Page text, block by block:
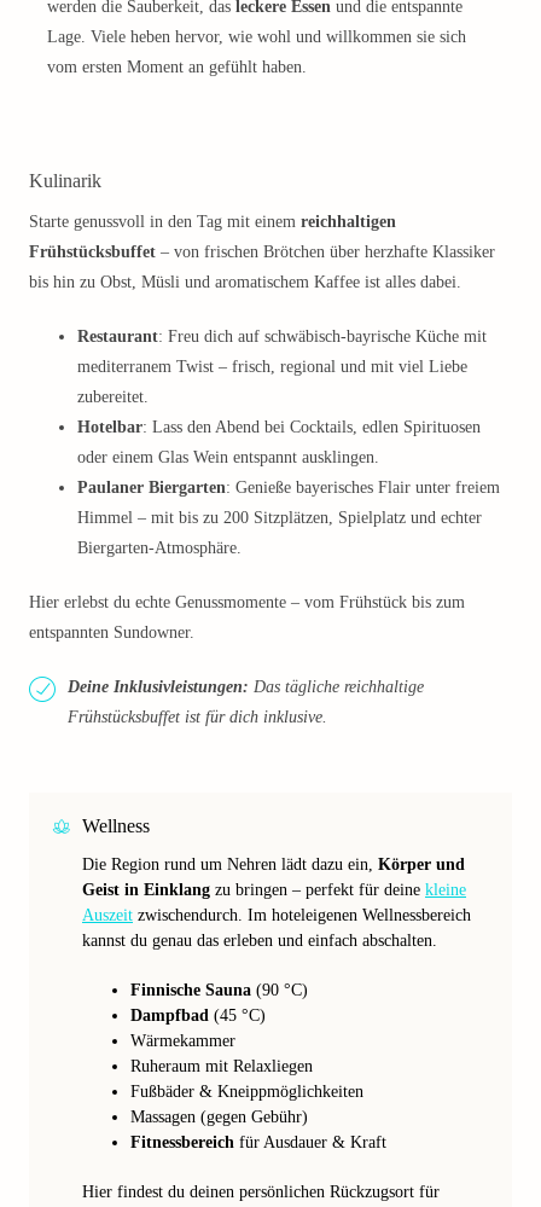
werden die Sauberkeit, das leckere Essen und die entspannte
Lage. Viele heben hervor, wie wohl und willkommen sie sich
vom ersten Moment an gefühlt haben.
Kulinarik
Starte genussvoll in den Tag mit einem reichhaltigen
Frühstücksbuffet – von frischen Brötchen über herzhafte Klassiker
bis hin zu Obst, Müsli und aromatischem Kaffee ist alles dabei.
Restaurant: Freu dich auf schwäbisch-bayrische Küche mit
mediterranem Twist – frisch, regional und mit viel Liebe
zubereitet.
Hotelbar: Lass den Abend bei Cocktails, edlen Spirituosen
oder einem Glas Wein entspannt ausklingen.
Paulaner Biergarten: Genieße bayerisches Flair unter freiem
Himmel – mit bis zu 200 Sitzplätzen, Spielplatz und echter
Biergarten-Atmosphäre.
Hier erlebst du echte Genussmomente – vom Frühstück bis zum
entspannten Sundowner.
Deine Inklusivleistungen: Das tägliche reichhaltige
Frühstücksbuffet ist für dich inklusive.
Wellness
Die Region rund um Nehren lädt dazu ein, Körper und
Geist in Einklang zu bringen – perfekt für deine kleine
Auszeit zwischendurch. Im hoteleigenen Wellnessbereich
kannst du genau das erleben und einfach abschalten.
Finnische Sauna (90 °C)
Dampfbad (45 °C)
Wärmekammer
Ruheraum mit Relaxliegen
Fußbäder & Kneippmöglichkeiten
Massagen (gegen Gebühr)
Fitnessbereich für Ausdauer & Kraft
Hier findest du deinen persönlichen Rückzugsort für